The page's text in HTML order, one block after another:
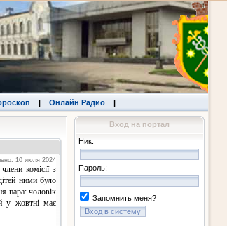
| Онлайн Радио |
10 июля 2024
комісії з
ними було
пара: чоловік
у жовтні має
Вход на портал
Ник:
Пароль:
Запомнить меня?